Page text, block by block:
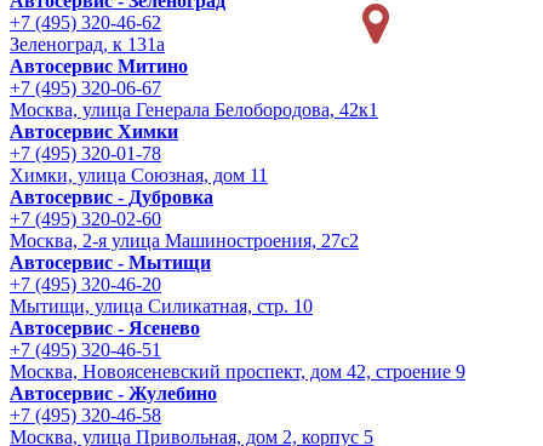
+7 (495) 320-46-62
Зеленоград, к 131а
Автосервис Митино
+7 (495) 320-06-67
Москва, улица Генерала Белобородова, 42к1
Автосервис Химки
+7 (495) 320-01-78
Химки, улица Союзная, дом 11
Автосервис - Дубровка
+7 (495) 320-02-60
Москва, 2-я улица Машиностроения, 27с2
Автосервис - Мытищи
+7 (495) 320-46-20
Мытищи, улица Силикатная, стр. 10
Автосервис - Ясенево
+7 (495) 320-46-51
Москва, Новоясеневский проспект, дом 42, строение 9
Автосервис - Жулебино
+7 (495) 320-46-58
Москва, улица Привольная, дом 2, корпус 5